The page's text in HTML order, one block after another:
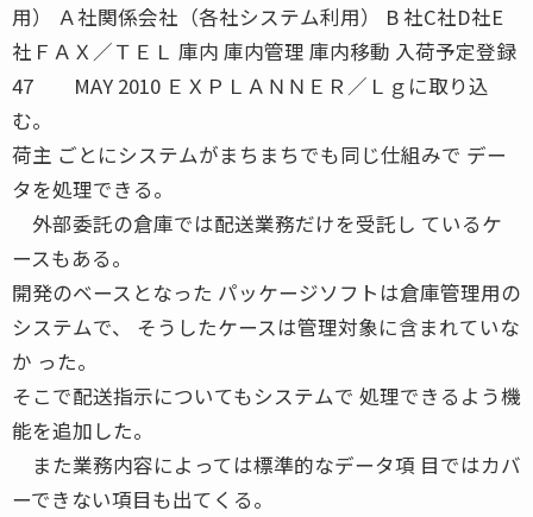
用） Ａ社関係会社（各社システム利用） B 社C社D社E
社ＦＡＸ／ＴＥＬ 庫内 庫内管理 庫内移動 入荷予定登録
47 MAY 2010 ＥＸＰＬＡＮＮＥＲ／Ｌｇに取り込
む。
荷主 ごとにシステムがまちまちでも同じ仕組みで デー
タを処理できる。
外部委託の倉庫では配送業務だけを受託し ているケ
ースもある。
開発のベースとなった パッケージソフトは倉庫管理用の
システムで、 そうしたケースは管理対象に含まれていな
か った。
そこで配送指示についてもシステムで 処理できるよう機
能を追加した。
また業務内容によっては標準的なデータ項 目ではカバ
ーできない項目も出てくる。